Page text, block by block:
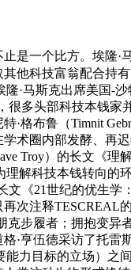
一个比方。埃隆·
他科技富翁配合持
隆·马斯克出席美国
很多头部科技本钱
·格布鲁（Timnit
术圈内部发酵、再
Troy）的长文
解科技本钱转向的
文《21世纪的优生
次注释TESCREAL
克步履者；拥抱变
·亨伍德采访了托
力目标的立场）之